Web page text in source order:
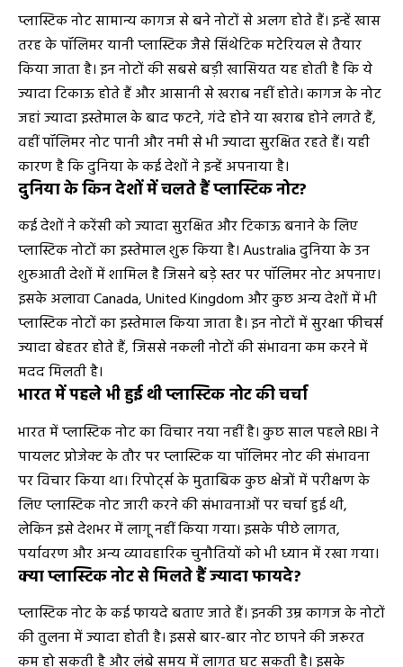
प्लास्टिक नोट सामान्य कागज से बने नोटों से अलग होते हैं। इन्हें खास
तरह के पॉलिमर यानी प्लास्टिक जैसे सिंथेटिक मटेरियल से तैयार
किया जाता है। इन नोटों की सबसे बड़ी खासियत यह होती है कि ये
ज्यादा टिकाऊ होते हैं और आसानी से खराब नहीं होते। कागज के नोट
जहां ज्यादा इस्तेमाल के बाद फटने, गंदे होने या खराब होने लगते हैं,
वहीं पॉलिमर नोट पानी और नमी से भी ज्यादा सुरक्षित रहते हैं। यही
कारण है कि दुनिया के कई देशों ने इन्हें अपनाया है।
दुनिया के किन देशों में चलते हैं प्लास्टिक नोट?
कई देशों ने करेंसी को ज्यादा सुरक्षित और टिकाऊ बनाने के लिए
प्लास्टिक नोटों का इस्तेमाल शुरू किया है। Australia दुनिया के उन
शुरुआती देशों में शामिल है जिसने बड़े स्तर पर पॉलिमर नोट अपनाए।
इसके अलावा Canada, United Kingdom और कुछ अन्य देशों में भी
प्लास्टिक नोटों का इस्तेमाल किया जाता है। इन नोटों में सुरक्षा फीचर्स
ज्यादा बेहतर होते हैं, जिससे नकली नोटों की संभावना कम करने में
मदद मिलती है।
भारत में पहले भी हुई थी प्लास्टिक नोट की चर्चा
भारत में प्लास्टिक नोट का विचार नया नहीं है। कुछ साल पहले RBI ने
पायलट प्रोजेक्ट के तौर पर प्लास्टिक या पॉलिमर नोट की संभावना
पर विचार किया था। रिपोर्ट्स के मुताबिक कुछ क्षेत्रों में परीक्षण के
लिए प्लास्टिक नोट जारी करने की संभावनाओं पर चर्चा हुई थी,
लेकिन इसे देशभर में लागू नहीं किया गया। इसके पीछे लागत,
पर्यावरण और अन्य व्यावहारिक चुनौतियों को भी ध्यान में रखा गया।
क्या प्लास्टिक नोट से मिलते हैं ज्यादा फायदे?
प्लास्टिक नोट के कई फायदे बताए जाते हैं। इनकी उम्र कागज के नोटों
की तुलना में ज्यादा होती है। इससे बार-बार नोट छापने की जरूरत
कम हो सकती है और लंबे समय में लागत घट सकती है। इसके